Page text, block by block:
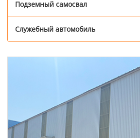
Подземный самосвал
Служебный автомобиль